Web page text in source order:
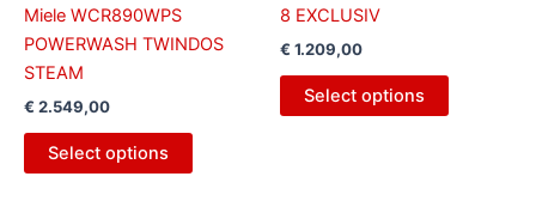
Miele WCR890WPS
POWERWASH TWINDOS
STEAM
€ 2.549,00
Select options
8 EXCLUSIV
€ 1.209,00
Select options